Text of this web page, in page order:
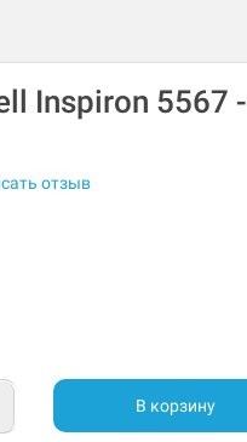
Inspiron 5567 -
отзыв
В корзину